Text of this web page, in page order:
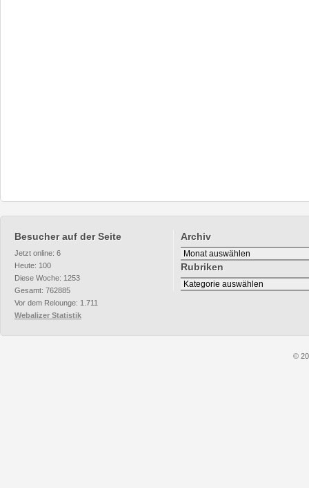
Besucher auf der Seite
Jetzt online: 6
Heute: 100
Diese Woche: 1253
Gesamt: 762885
Vor dem Relounge: 1.711
Webalizer Statistik
Archiv
Archiv
Rubriken
Rubriken
©